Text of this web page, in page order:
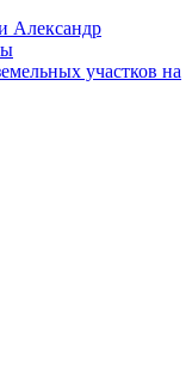
Александр
участков на